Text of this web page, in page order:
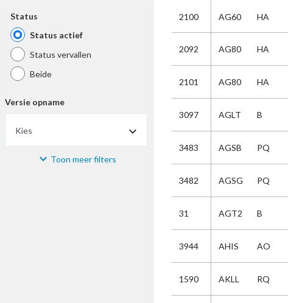
Status
Status actief
Status vervallen
Beide
Versie opname
Kies
Materiaal Toon meer filters
2100 AG60 HA
2092 AG80 HA
2101 AG80 HA
3097 AGLT B
3483 AGSB PQ
3482 AGSG PQ
31 AGT2 B
3944 AHIS AO
1590 AKLL RQ